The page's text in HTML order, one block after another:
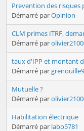
Prevention des risques
Démarré parOpinion
CLM primes ITRF,
Démarré par
taux d'IPP et montant
Démarré par
Mutuelle ?
Démarré par
Habilitation électrique
Démarré par labo5781